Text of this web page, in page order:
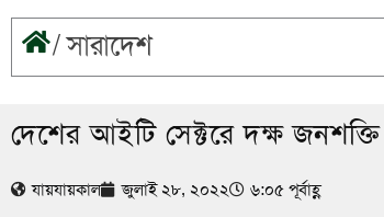
/সারাদেশ
দেশের আইটি সেক্টরে দক্ষ জনশক্তি
যায়যায়কাল জুলাই ২৮, ২০২২ ৬:০৫ পূর্বাহ্ণ